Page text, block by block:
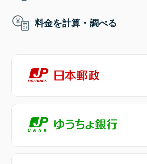
料金を計算・調べる